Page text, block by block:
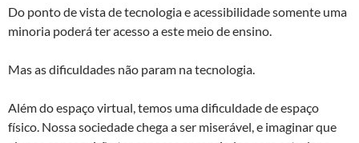
Do ponto de vista de tecnologia e acessibilidade somente uma
minoria poderá ter acesso a este meio de ensino.
Mas as dificuldades não param na tecnologia.
Além do espaço virtual, temos uma dificuldade de espaço
físico. Nossa sociedade chega a ser miserável, e imaginar que